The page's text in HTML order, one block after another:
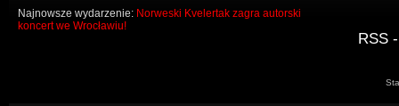
Najnowsze wydarzenie: Norweski Kvelertak zagra autorski
koncert we Wrocławiu!
RSS